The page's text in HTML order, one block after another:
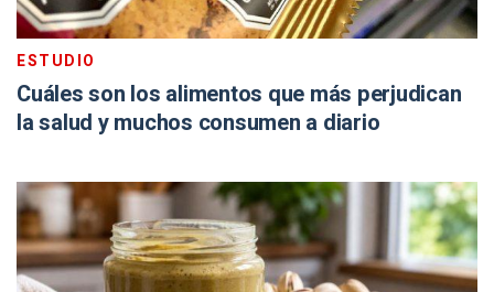
ESTUDIO
Cuáles son los alimentos que más perjudican
la salud y muchos consumen a diario